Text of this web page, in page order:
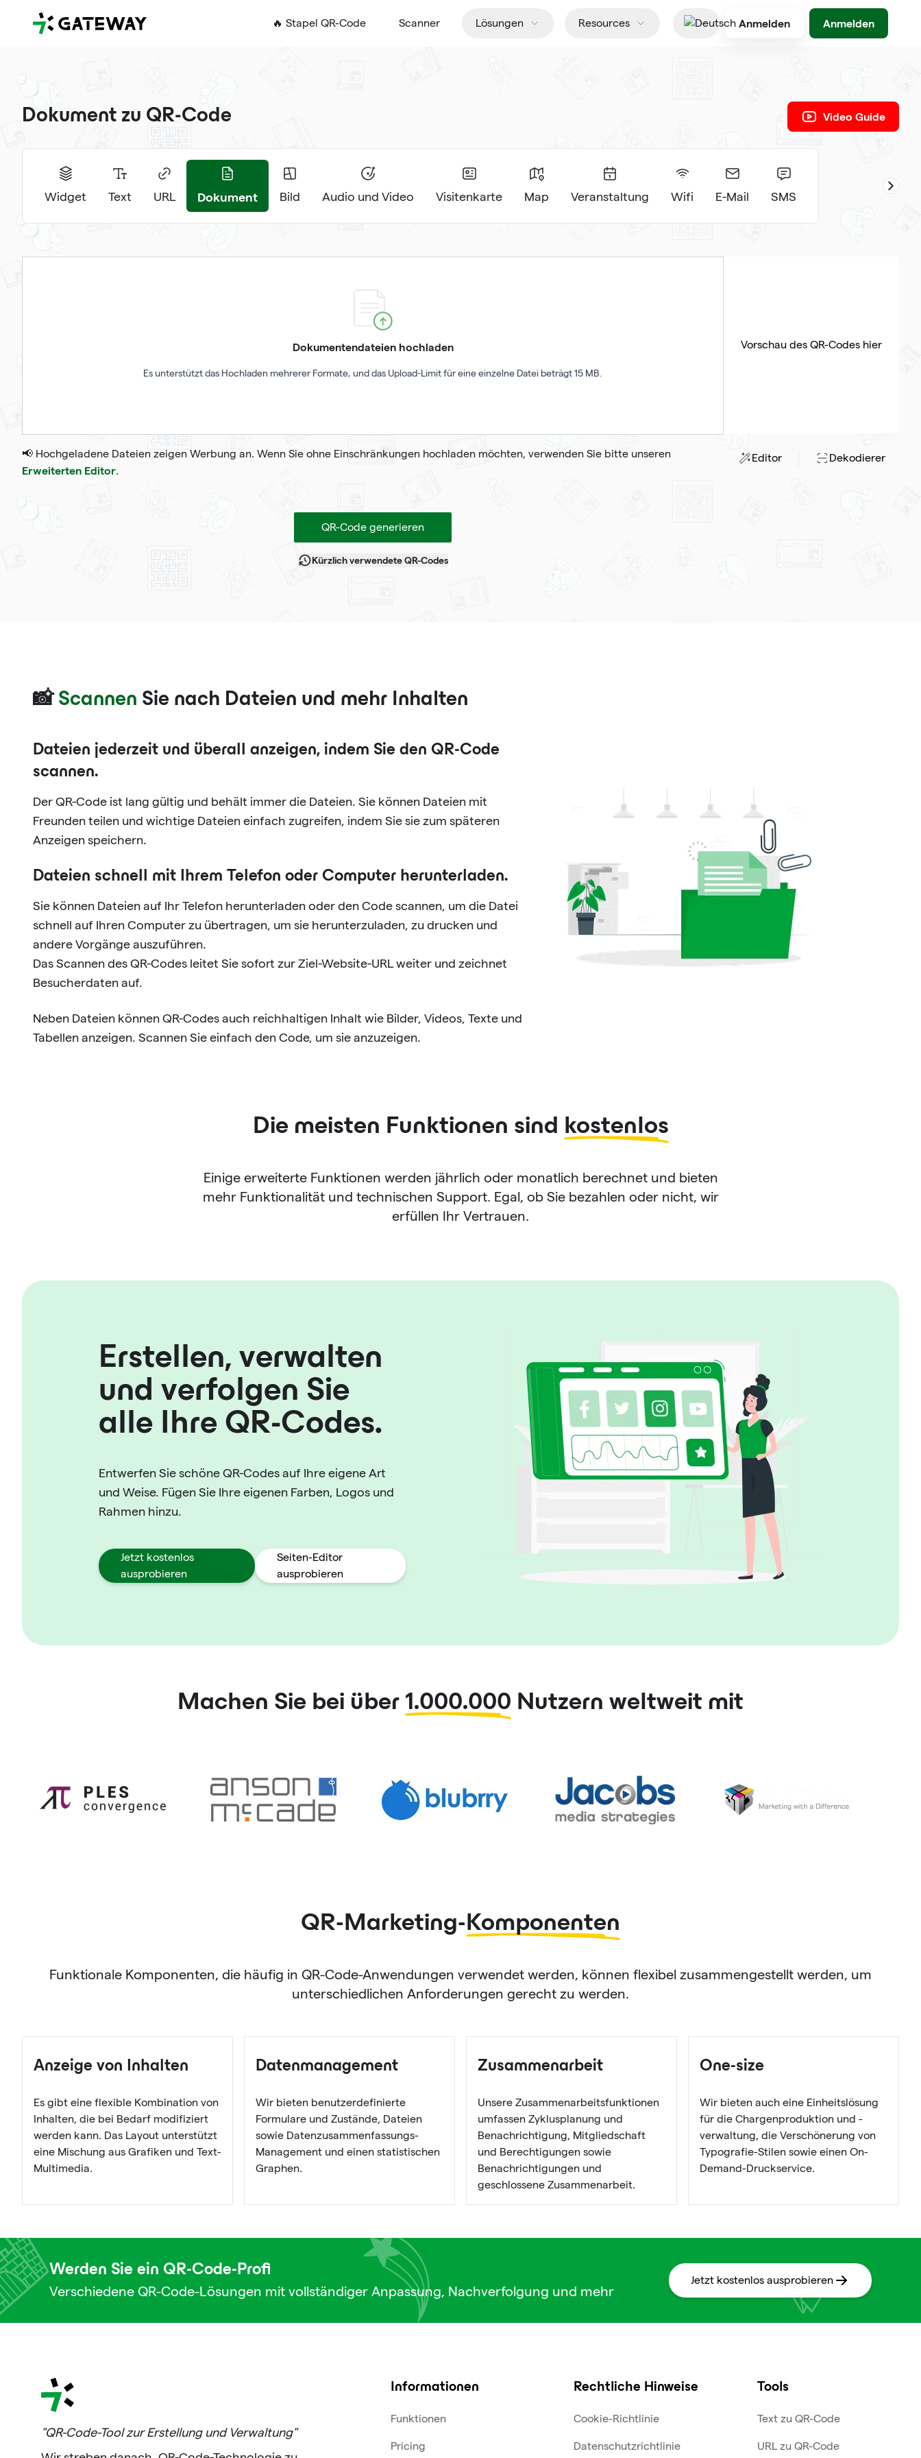
QRGateway 🔥 Stapel QR-Code Scanner Lösungen Resources
Deutsch
Anmelden Anmelden
Dokument zu QR-Code Video Guide
Widget Text URL Dokument Bild Audio und Video Visitenkarte Map Veranstaltung Wifi E-Mail SMS
Dokumentendateien hochladen
Es unterstützt das Hochladen mehrerer Formate, und das Upload-Limit für eine einzelne Datei beträgt 15 MB.
📢 Hochgeladene Dateien zeigen Werbung an. Wenn Sie ohne Einschränkungen hochladen möchten, verwenden Sie bitte unseren
Erweiterten Editor.
QR-Code generieren
Kürzlich verwendete QR-Codes
Vorschau des QR-Codes hier
Editor Dekodierer
📸 Scannen Sie nach Dateien und mehr Inhalten
Dateien jederzeit und überall anzeigen, indem Sie den QR-Code
scannen.
Der QR-Code ist lang gültig und behält immer die Dateien. Sie können Dateien mit
Freunden teilen und wichtige Dateien einfach zugreifen, indem Sie sie zum späteren
Anzeigen speichern.
Dateien schnell mit Ihrem Telefon oder Computer herunterladen.
Sie können Dateien auf Ihr Telefon herunterladen oder den Code scannen, um die Datei
schnell auf Ihren Computer zu übertragen, um sie herunterzuladen, zu drucken und
andere Vorgänge auszuführen.
Das Scannen des QR-Codes leitet Sie sofort zur Ziel-Website-URL weiter und zeichnet
Besucherdaten auf.
Neben Dateien können QR-Codes auch reichhaltigen Inhalt wie Bilder, Videos, Texte und
Tabellen anzeigen. Scannen Sie einfach den Code, um sie anzuzeigen.
Die meisten Funktionen sind kostenlos
Einige erweiterte Funktionen werden jährlich oder monatlich berechnet und bieten
mehr Funktionalität und technischen Support. Egal, ob Sie bezahlen oder nicht, wir
erfüllen Ihr Vertrauen.
Erstellen, verwalten
und verfolgen Sie
alle Ihre QR-Codes.
Entwerfen Sie schöne QR-Codes auf Ihre eigene Art
und Weise. Fügen Sie Ihre eigenen Farben, Logos und
Rahmen hinzu.
Jetzt kostenlos
ausprobieren
Seiten-Editor
ausprobieren
Machen Sie bei über 1.000.000 Nutzern weltweit mit
QR-Marketing- Komponenten
Funktionale Komponenten, die häufig in QR-Code-Anwendungen verwendet werden, können flexibel zusammengestellt werden, um
unterschiedlichen Anforderungen gerecht zu werden.
Anzeige von Inhalten
Es gibt eine flexible Kombination von
Inhalten, die bei Bedarf modifiziert
werden kann. Das Layout unterstützt
eine Mischung aus Grafiken und Text-
Multimedia.
Datenmanagement
Wir bieten benutzerdefinierte
Formulare und Zustände, Dateien
sowie Datenzusammenfassungs-
Management und einen statistischen
Graphen.
Zusammenarbeit
Unsere Zusammenarbeitsfunktionen
umfassen Zyklusplanung und
Benachrichtigung, Mitgliedschaft
und Berechtigungen sowie
Benachrichtigungen und
geschlossene Zusammenarbeit.
One-size
Wir bieten auch eine Einheitslösung
für die Chargenproduktion und -
verwaltung, die Verschönerung von
Typografie-Stilen sowie einen On-
Demand-Druckservice.
Werden Sie ein QR-Code-Profi
Verschiedene QR-Code-Lösungen mit vollständiger Anpassung, Nachverfolgung und mehr
Jetzt kostenlos ausprobieren
"QR-Code-Tool zur Erstellung und Verwaltung"
Informationen
Funktionen
Pricing
Rechtliche Hinweise
Cookie-Richtlinie
Datenschutzrichtlinie
Tools
Text zu QR-Code
URL zu QR-Code